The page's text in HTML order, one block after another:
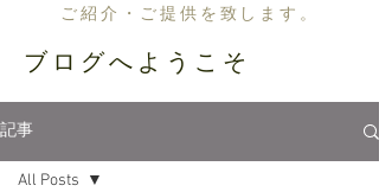
ご紹介・ご提供を致します。
ブログへようこそ
記事
All Posts